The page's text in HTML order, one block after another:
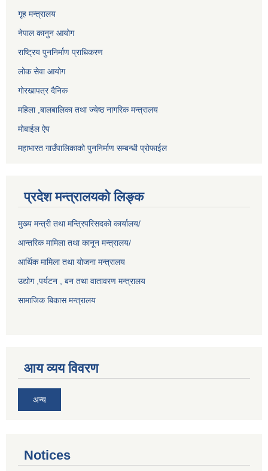
गृह मन्त्रालय
नेपाल कानुन आयोग
राष्ट्रिय पुननिर्माण प्राधिकरण
लोक सेवा आयोग
गोरखापत्र दैनिक
महिला ,बालबालिका तथा ज्येष्ठ नागरिक मन्त्रालय
मोबाईल ऐप
महाभारत गाउँपालिकाको पुननिर्माण सम्बन्धी प्रोफाईल
प्रदेश मन्त्रालयको लिङ्क
मुख्य मन्त्री तथा मन्त्रिपरिसदको कार्यालय/
आन्तरिक मामिला तथा कानून मन्त्रालय/
आर्थिक मामिला तथा योजना मन्त्रालय
उद्योग ,पर्यटन , बन तथा वातावरण मन्त्रालय
सामाजिक बिकास मन्त्रालय
आय व्यय विवरण
अन्य
Notices